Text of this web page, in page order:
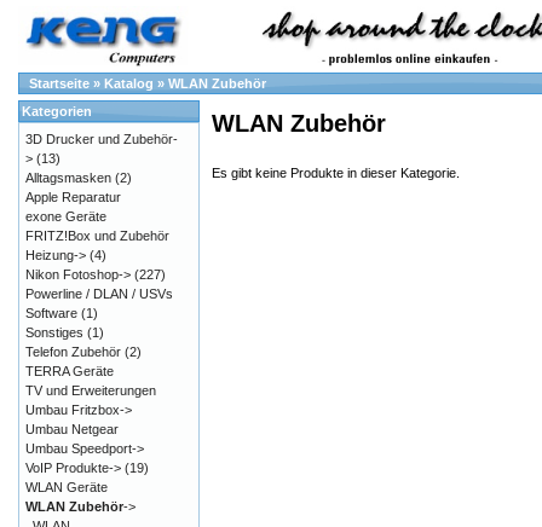
Startseite » Katalog » WLAN Zubehör
WLAN Zubehör
Es gibt keine Produkte in dieser Kategorie.
Kategorien
3D Drucker und Zubehör-
> (13)
Alltagsmasken (2)
Apple Reparatur
exone Geräte
FRITZ!Box und Zubehör
Heizung-> (4)
Nikon Fotoshop-> (227)
Powerline / DLAN / USVs
Software (1)
Sonstiges (1)
Telefon Zubehör (2)
TERRA Geräte
TV und Erweiterungen
Umbau Fritzbox->
Umbau Netgear
Umbau Speedport->
VoIP Produkte-> (19)
WLAN Geräte
WLAN Zubehör->